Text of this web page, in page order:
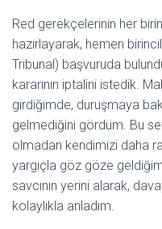
Red gerekçelerinin her
hazırlayarak, hemen
Tribunal) başvuruda
kararının iptalini istedik.
girdiğimde, duruşmaya
gelmediğini gördüm. Bu
olmadan kendimizi daha
yargıçla göz göze
savcının yerini alarak,
kolaylıkla anladım.